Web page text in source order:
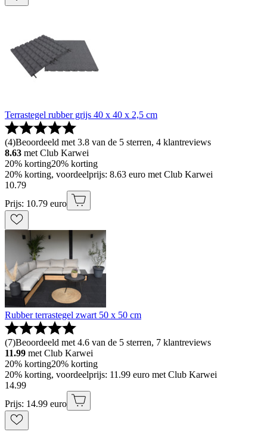
Terrastegel rubber grijs 40 x 40 x 2,5 cm
(4)Beoordeeld met 3.8 van de 5 sterren, 4 klantreviews
8.63 met Club Karwei
20% korting20% korting
20% korting, voordeelprijs: 8.63 euro met Club Karwei
10.79
Prijs: 10.79 euro
Rubber terrastegel zwart 50 x 50 cm
(7)Beoordeeld met 4.6 van de 5 sterren, 7 klantreviews
11.99 met Club Karwei
20% korting20% korting
20% korting, voordeelprijs: 11.99 euro met Club Karwei
14.99
Prijs: 14.99 euro